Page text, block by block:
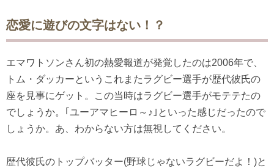
恋愛に遊びの文字はない！？
エマワトソンさん初の熱愛報道が発覚したのは2006年で、
トム・ダッカーというこれまたラグビー選手が歴代彼氏の
座を見事にゲット。この当時はラグビー選手がモテテたの
でしょうか。｢ユーアマヒーロ～♪｣といった感じだったので
しょうか。あ、わからない方は無視してください。
歴代彼氏のトップバッター(野球じゃないラグビーだよ！)と